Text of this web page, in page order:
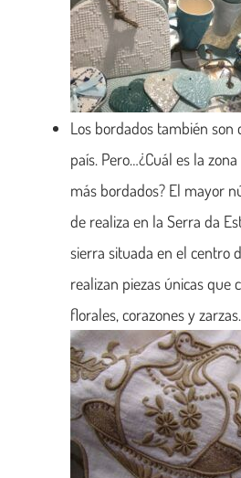
Los bordados también son
país. Pero…¿Cuál es la
más bordados? El mayor
de realiza en la Serra da
sierra situada en el centro
realizan piezas únicas que
florales, corazones y zarzas.